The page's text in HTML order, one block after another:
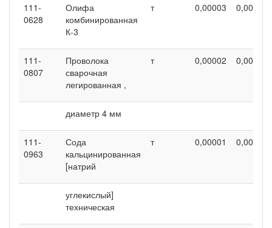
111-
0628
Олифа
комбинированная
К-3
т 0,00003 0,00003
111-
0807
Проволока
сварочная
легированная ,
т 0,00002 0,00002
диаметр 4 мм
111-
0963
Сода
кальцинированная
[натрий
т 0,00001 0,00001
углекислый]
техническая